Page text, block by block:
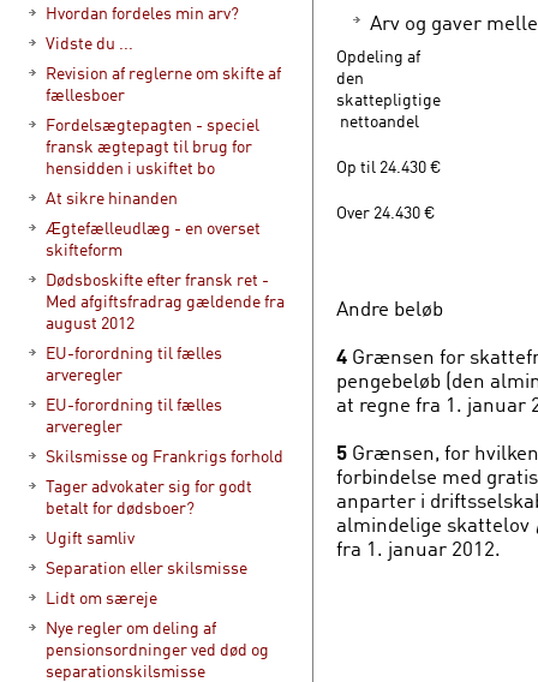
Hvordan fordeles min arv?
Vidste du ...
Revision af reglerne om skifte af
fællesboer
Fordelsægtepagten - speciel
fransk ægtepagt til brug for
hensidden i uskiftet bo
At sikre hinanden
Ægtefælleudlæg - en overset
skifteform
Dødsboskifte efter fransk ret -
Med afgiftsfradrag gældende fra
august 2012
EU-forordning til fælles
arveregler
EU-forordning til fælles
arveregler
Skilsmisse og Frankrigs forhold
Tager advokater sig for godt
betalt for dødsboer?
Ugift samliv
Separation eller skilsmisse
Lidt om særeje
Nye regler om deling af
pensionsordninger ved død og
separationskilsmisse
Arv og gaver
Opdeling af
den
skattepligtige
nettoandel
Op til 24.430 €
Over 24.430 €
Andre beløb
4 Grænsen for
pengebeløb (den
at regne fra 1. januar
5 Grænsen, for
forbindelse med
anparter i
almindelige skattelov
fra 1. januar 2012.